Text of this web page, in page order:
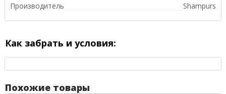
Производитель
Shampurs
Как забрать и условия:
Похожие товары